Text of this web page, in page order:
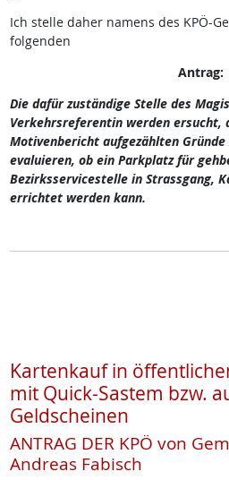
Ich stelle daher namens des KPÖ-
folgenden
Antrag:
Die dafür zuständige Stelle des
Verkehrsreferentin werden ersucht,
Motivenbericht aufgezählten Gründe
evaluieren, ob ein Parkplatz für
Bezirksservicestelle in Strassgang,
errichtet werden kann.
Kartenkauf in
mit Quick-Sastem bzw.
Geldscheinen
ANTRAG DER KPÖ von
Andreas Fabisch